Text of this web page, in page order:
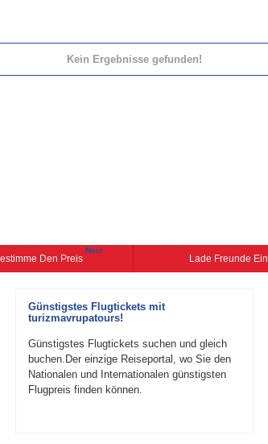
Kein Ergebnisse gefunden!
Den Preis
Neu!
Lade Freunde Ein
Günstigstes Flugtickets mit
turizmavrupatours!
Günstigstes Flugtickets suchen und gleich
buchen.Der einzige Reiseportal, wo Sie den
Nationalen und Internationalen günstigsten
Flugpreis finden können.